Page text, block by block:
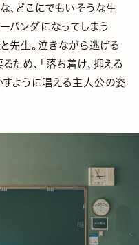
、どこにでもいそうな生
パンダになってしまう
と先生。泣きながら逃げる
ため、「落ち着け、抑える
すように唱える主人公の姿